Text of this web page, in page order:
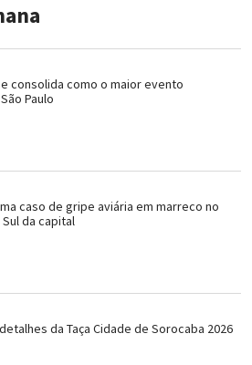
consolida como o maior evento
Paulo
caso de gripe aviária em marreco no
da capital
da Taça Cidade de Sorocaba 2026